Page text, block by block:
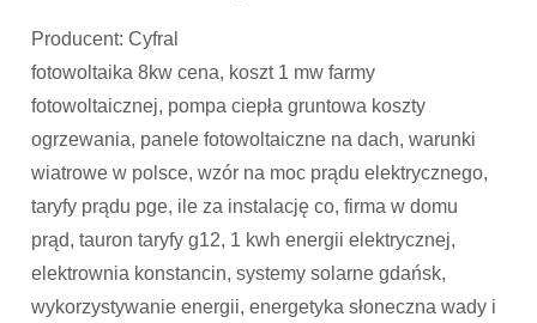
Producent: Cyfral
fotowoltaika 8kw cena, koszt 1 mw farmy
fotowoltaicznej, pompa ciepła gruntowa koszty
ogrzewania, panele fotowoltaiczne na dach, warunki
wiatrowe w polsce, wzór na moc prądu elektrycznego,
taryfy prądu pge, ile za instalację co, firma w domu
prąd, tauron taryfy g12, 1 kwh energii elektrycznej,
elektrownia konstancin, systemy solarne gdańsk,
wykorzystywanie energii, energetyka słoneczna wady i